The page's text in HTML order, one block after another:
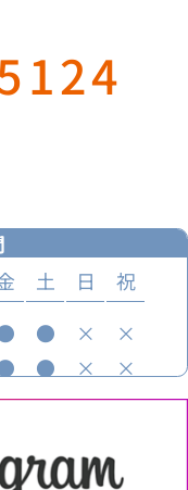
土 日 祝
● × ×
● × ×